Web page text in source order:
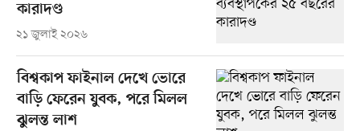
কারাদণ্ড
২১ জুলাই ২০২৬
বিশ্বকাপ ফাইনাল দেখে ভোরে
বাড়ি ফেরেন যুবক, পরে মিলল
ঝুলন্ত লাশ